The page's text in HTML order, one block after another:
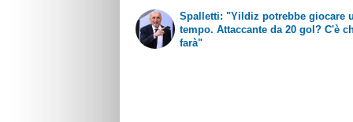
Spalletti: "Yildiz potrebbe giocare
tempo. Attaccante da 20 gol? C'è
farà"